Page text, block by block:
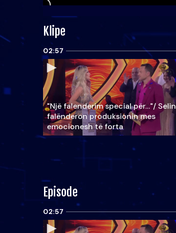
Klipe
02:57
"Një falenderim special për…"/ Selin
falënderon produksionin mes
emocionesh të forta
Episode
02:57